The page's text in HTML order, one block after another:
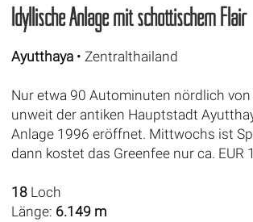
Idyllische Anlage mit schottischem Flair
Ayutthaya• Zentralthailand
Nur etwa 90 Autominuten nördlich von
unweit der antiken Hauptstadt
Anlage 1996 eröffnet. Mittwochs ist
dann kostet das Greenfee nur ca. EUR
18Loch
Länge: 6.149 m